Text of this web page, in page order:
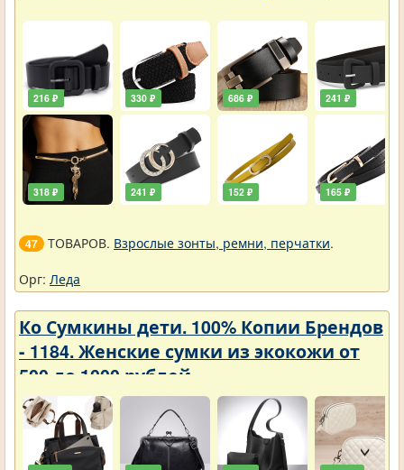
216 ₽
318 ₽
330 ₽
241 ₽
686 ₽
152 ₽
241 ₽
165 ₽
47 ТОВАРОВ. Взрослые зонты, ремни, перчатки.
Орг: Леда
Ко Сумкины дети. 100% Копии Брендов
- 1184. Женские сумки из экокожи от
500 до 1000 рублей